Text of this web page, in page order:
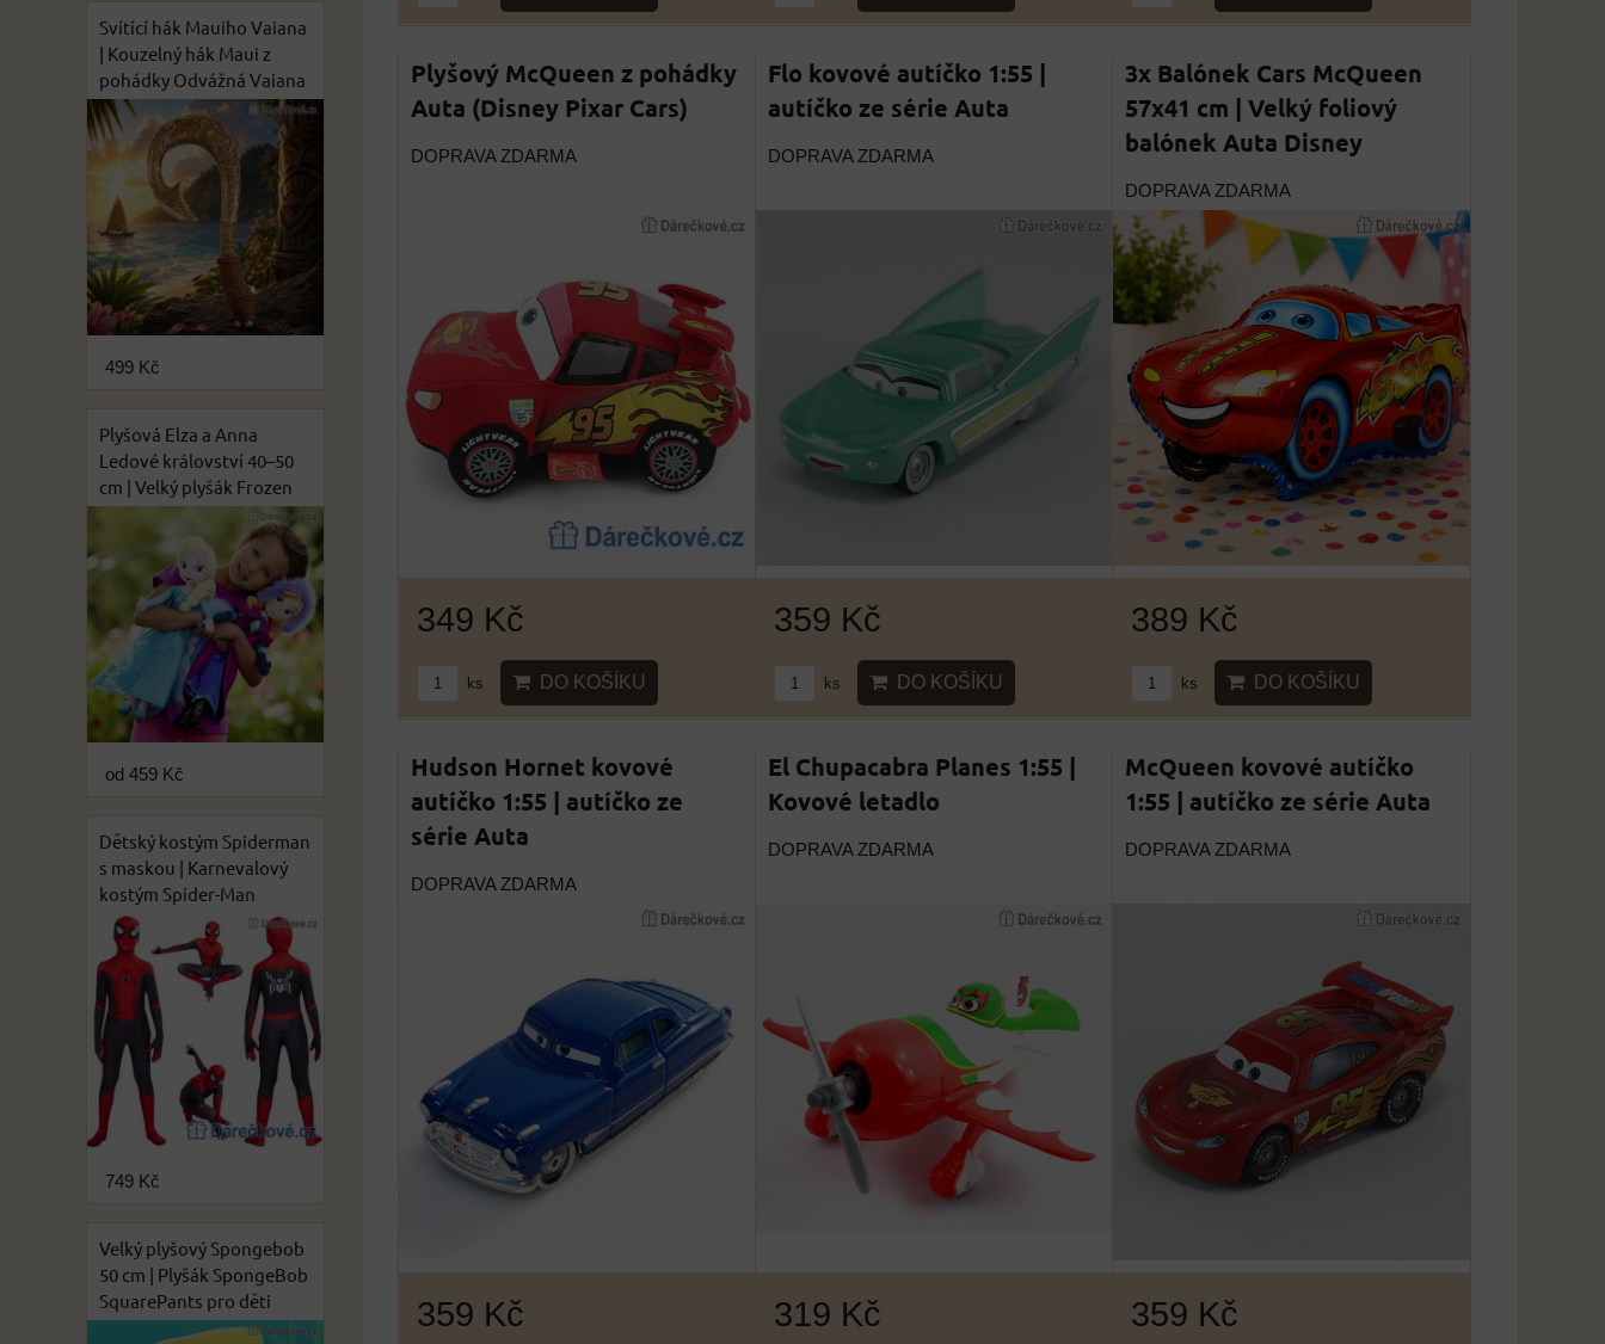
Plyšový McQueen z pohádky
Auta (Disney Pixar Cars)
DOPRAVA ZDARMA
349 Kč
ks DO KOŠÍKU
Flo kovové autíčko 1:55 |
autíčko ze série Auta
DOPRAVA ZDARMA
359 Kč
ks DO KOŠÍKU
3x Balónek Cars McQueen
57x41 cm | Velký foliový
balónek Auta Disney
DOPRAVA ZDARMA
389 Kč
ks DO KOŠÍKU
Hudson Hornet kovové
autíčko 1:55 | autíčko ze
série Auta
DOPRAVA ZDARMA
359 Kč
El Chupacabra Planes 1:55 |
Kovové letadlo
DOPRAVA ZDARMA
319 Kč
McQueen kovové autíčko
1:55 | autíčko ze série Auta
DOPRAVA ZDARMA
359 Kč
Svítící hák Mauiho Vaiana
| Kouzelný hák Maui z
pohádky Odvážná Vaiana
499 Kč
Plyšová Elza a Anna
Ledové království 40–50
cm | Velký plyšák Frozen
od 459 Kč
Dětský kostým Spiderman
s maskou | Karnevalový
kostým Spider-Man
749 Kč
Velký plyšový Spongebob
50 cm | Plyšák SpongeBob
SquarePants pro děti